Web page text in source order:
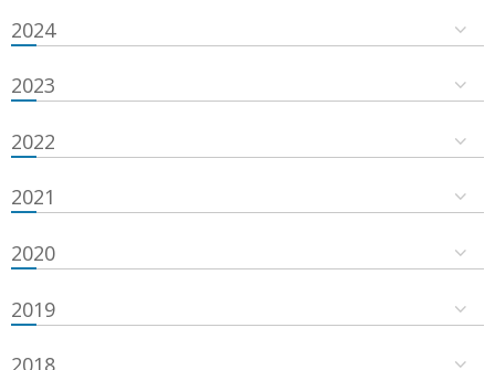
2024
2023
2022
2021
2020
2019
2018